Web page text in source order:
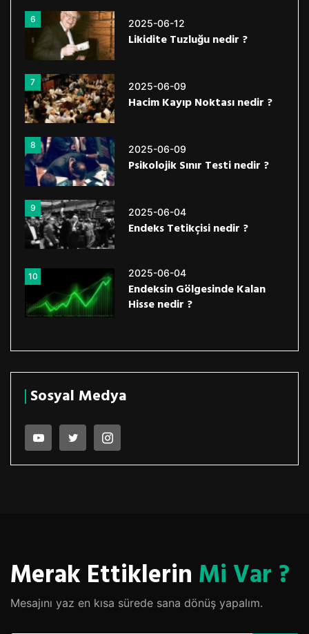
6 2025-06-12
Likidite Tuzluğu nedir ?
7 2025-06-09
Hacim Kayıp Noktası nedir ?
8 2025-06-09
Psikolojik Sınır Testi nedir ?
9 2025-06-04
Endeks Tetikçisi nedir ?
10 2025-06-04
Endeksin Gölgesinde Kalan
Hisse nedir ?
Sosyal Medya
Merak Ettiklerin Mi Var ?
Mesajını yaz en kısa sürede sana dönüş yapalım.